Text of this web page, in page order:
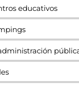
educativos